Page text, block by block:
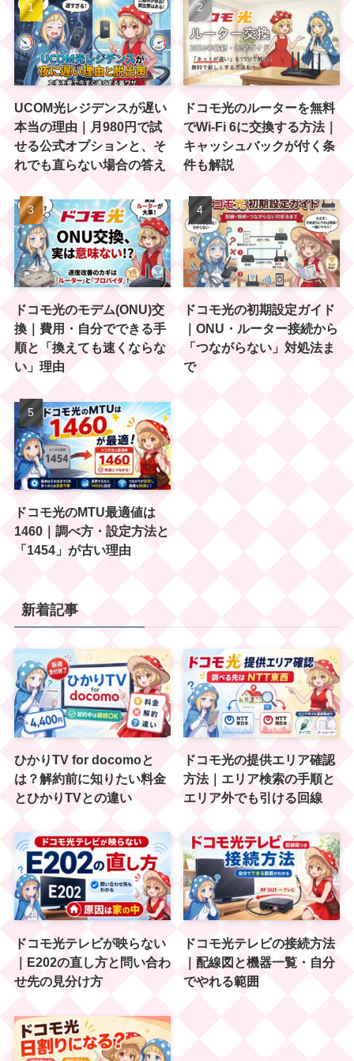
UCOM光レジデンスが遅い
本当の理由｜月980円で試
せる公式オプションと、そ
れでも直らない場合の答え
ドコモ光のルーターを無料
でWi-Fi 6に交換する方法｜
キャッシュバックが付く条
件も解説
ドコモ光のモデム(ONU)交
換｜費用・自分でできる手
順と「換えても速くならな
い」理由
ドコモ光の初期設定ガイド
｜ONU・ルーター接続から
「つながらない」対処法ま
で
ドコモ光のMTU最適値は
1460｜調べ方・設定方法と
「1454」が古い理由
新着記事
ひかりTV for docomoと
は？解約前に知りたい料金
とひかりTVとの違い
ドコモ光の提供エリア確認
方法｜エリア検索の手順と
エリア外でも引ける回線
ドコモ光テレビが映らない
｜E202の直し方と問い合わ
せ先の見分け方
ドコモ光テレビの接続方法
｜配線図と機器一覧・自分
でやれる範囲